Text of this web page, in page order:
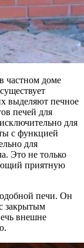
частном доме
выделяют печное
печей для
для
с функцией
для
Это не только
приятную
печи. Он
закрытым
внешне